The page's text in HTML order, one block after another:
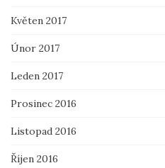
Květen 2017
Únor 2017
Leden 2017
Prosinec 2016
Listopad 2016
Říjen 2016